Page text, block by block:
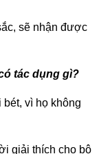
sẽ nhận được
tác dụng gì?
bét, vì họ không
giải thích cho bộ